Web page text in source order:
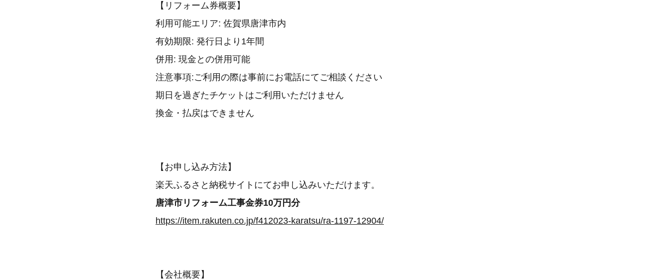
【リフォーム券概要】
利用可能エリア: 佐賀県唐津市内
有効期限: 発行日より1年間
併用: 現金との併用可能
注意事項:ご利用の際は事前にお電話にてご相談ください
期日を過ぎたチケットはご利用いただけません
換金・払戻はできません
【お申し込み方法】
楽天ふるさと納税サイトにてお申し込みいただけます。
唐津市リフォーム工事金券10万円分
https://item.rakuten.co.jp/f412023-karatsu/ra-1197-12904/
【会社概要】